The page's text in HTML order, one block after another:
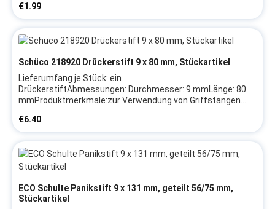
Drückerstiftwird einfach auf Drückervierkantstift
aufgesteckt, um Differenz
auszugleichenHerstellerangaben:Firma: Wilhelm
BrandHinweis: Wir empfehlen, das Austauschen von
durch eine Fachkraft vornehmen zu lassen
Regular price:
€1.99
Schüco 218920 Drückerstift 9 x 80 mm, Stückartikel
Lieferumfang je Stück: ein
DrückerstiftAbmessungen: Durchmesser: 9 mmLänge: 80
mmProduktmerkmale:zur Verwendung von Griffstangen
durchgehender AusführungHerstellerangaben:Firma:
SchücoHerstellerartikel: 218920Hinweis: Wir empfehlen, das
Austauschen von Beschlagteilen sowie das Justieren des
Fensters/der Tür durch eine Fachkraft vornehmen zu lassen
Regular price:
€6.40
ECO Schulte Panikstift 9 x 131 mm, geteilt 56/75 mm,
Stückartikel